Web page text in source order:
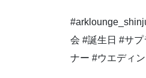
会 #誕生日 #サ
ナー #ウエディ